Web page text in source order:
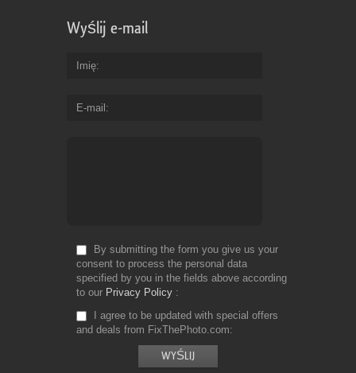
Wyślij e-mail
Imię
E-mail
By submitting the form you give us your
consent to process the personal data
specified by you in the fields above according
to our Privacy Policy
I agree to be updated with special offers
and deals from FixThePhoto.com